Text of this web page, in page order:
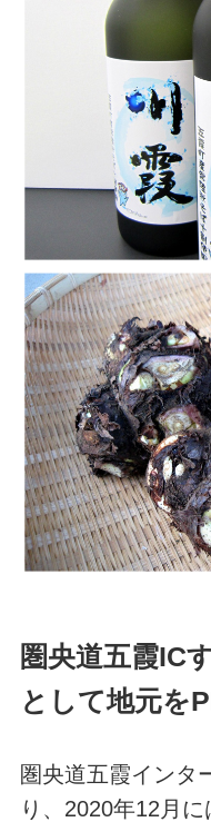
圏央道五霞IC
として地元を
圏央道五霞インタ
り、2020年12月